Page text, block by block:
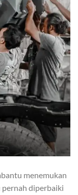
menemukan
diperbaiki